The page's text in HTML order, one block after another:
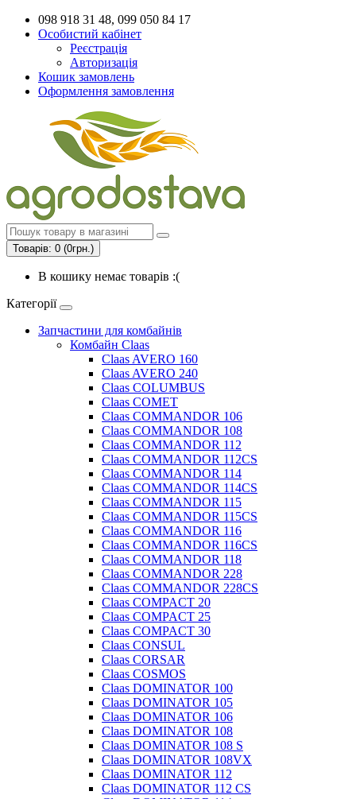
098 918 31 48, 099 050 84 17
Особистий кабінет
Реєстрація
Авторизація
Кошик замовлень
Оформлення замовлення
Товарів: 0 (0грн.)
В кошику немає товарів :(
Категорії
Запчастини для комбайнів
Комбайн Claas
Claas AVERO 160
Claas AVERO 240
Claas COLUMBUS
Claas COMET
Claas COMMANDOR 106
Claas COMMANDOR 108
Claas COMMANDOR 112
Claas COMMANDOR 112CS
Claas COMMANDOR 114
Claas COMMANDOR 114CS
Claas COMMANDOR 115
Claas COMMANDOR 115CS
Claas COMMANDOR 116
Claas COMMANDOR 116CS
Claas COMMANDOR 118
Claas COMMANDOR 228
Claas COMMANDOR 228CS
Claas COMPACT 20
Claas COMPACT 25
Claas COMPACT 30
Claas CONSUL
Claas CORSAR
Claas COSMOS
Claas DOMINATOR 100
Claas DOMINATOR 105
Claas DOMINATOR 106
Claas DOMINATOR 108
Claas DOMINATOR 108 S
Claas DOMINATOR 108VX
Claas DOMINATOR 112
Claas DOMINATOR 112 CS